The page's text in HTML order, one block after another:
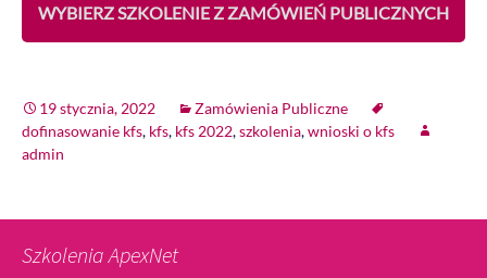
WYBIERZ SZKOLENIE Z ZAMÓWIEŃ PUBLICZNYCH
19 stycznia, 2022
Zamówienia Publiczne
dofinasowanie kfs, kfs, kfs 2022,szkolenia,wnioski o kfs
admin
Szkolenia ApexNet